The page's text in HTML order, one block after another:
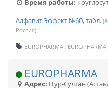
Время работы:
Алфавит Эффект №60, табл.
Россия)
EUROPHARMA
EUROPHARMA
Адрес: Нур-Султан